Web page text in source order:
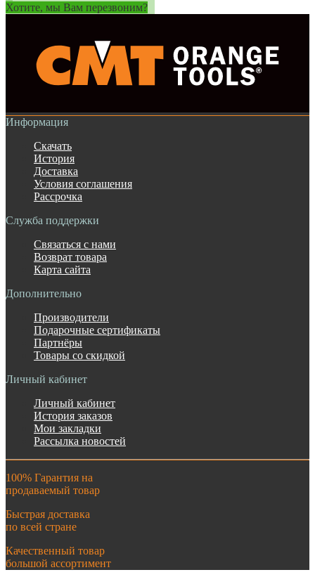
Хотите, мы Вам перезвоним?
Информация
Скачать
История
Доставка
Условия соглашения
Рассрочка
Служба поддержки
Связаться с нами
Возврат товара
Карта сайта
Дополнительно
Производители
Подарочные сертификаты
Партнёры
Товары со скидкой
Личный кабинет
Личный кабинет
История заказов
Мои закладки
Рассылка новостей
100% Гарантия на
продаваемый товар
Быстрая доставка
по всей стране
Качественный товар
большой ассортимент